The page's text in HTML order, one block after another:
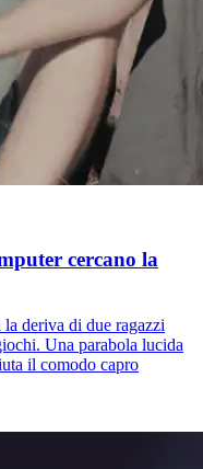
cercano la
deriva di due ragazzi
Una parabola lucida
il comodo capro